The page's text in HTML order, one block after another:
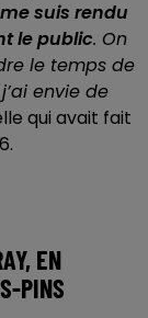
suis rendu
le public. On
le temps de
envie de
qui avait fait
EN
PINS